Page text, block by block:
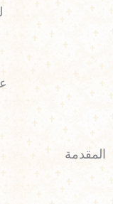
المقدمة